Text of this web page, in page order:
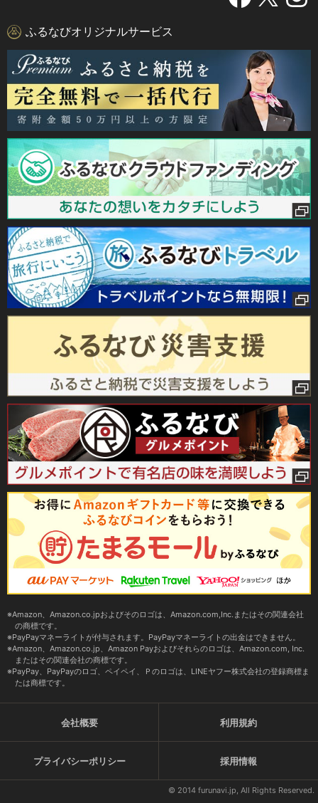
ふるなびオリジナルサービス
Amazon、Amazon.co.jpおよびそのロゴは、Amazon.com,Inc.またはその関連会社
の商標です。
PayPayマネーライトが付与されます。PayPayマネーライトの出金はできません。
Amazon、Amazon.co.jp、Amazon Payおよびそれらのロゴは、Amazon.com, Inc.
またはその関連会社の商標です。
PayPay、PayPayのロゴ、ペイペイ、Ｐのロゴは、LINEヤフー株式会社の登録商標ま
たは商標です。
会社概要 利用規約
プライバシーポリシー 採用情報
© 2014 furunavi.jp, All Rights Reserved.